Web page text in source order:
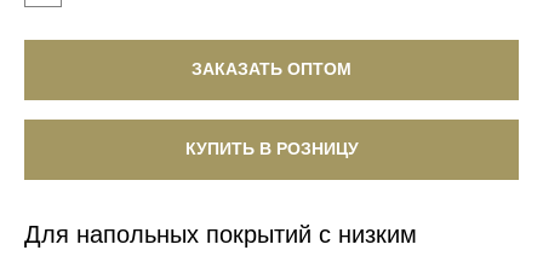
ЗАКАЗАТЬ ОПТОМ
КУПИТЬ В РОЗНИЦУ
Для напольных покрытий с низким